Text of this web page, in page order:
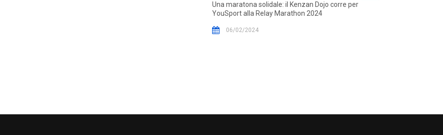
Una maratona solidale: il Kenzan Dojo corre per
YouSport alla Relay Marathon 2024
06/02/2024